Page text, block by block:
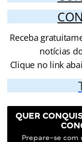
Receba
notícias
Clique no link
QUER
Prepare-se com